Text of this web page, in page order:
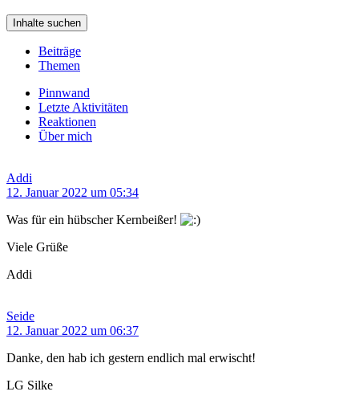
Inhalte suchen
Beiträge
Themen
Pinnwand
Letzte Aktivitäten
Reaktionen
Über mich
Addi
12. Januar 2022 um 05:34
Was für ein hübscher Kernbeißer!
Viele Grüße
Addi
Seide
12. Januar 2022 um 06:37
Danke, den hab ich gestern endlich mal erwischt!
LG Silke